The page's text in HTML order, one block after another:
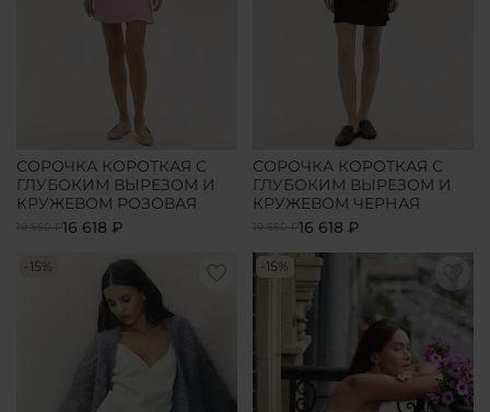
СОРОЧКА КОРОТКАЯ С
ГЛУБОКИМ ВЫРЕЗОМ И
КРУЖЕВОМ РОЗОВАЯ
19 550 ₽16 618 ₽
СОРОЧКА КОРОТКАЯ С
ГЛУБОКИМ ВЫРЕЗОМ И
КРУЖЕВОМ ЧЕРНАЯ
19 550 ₽16 618 ₽
-15% -15%